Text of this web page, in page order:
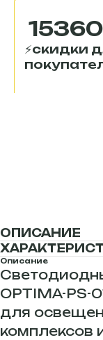
ОПИСАНИЕ
Описание
OPTIMA-РS-
для
комплексов